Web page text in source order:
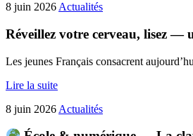
8 juin 2026 Actualités
Réveillez votre cerveau, lisez —
Les jeunes Français consacrent
Lire la suite
8 juin 2026 Actualités